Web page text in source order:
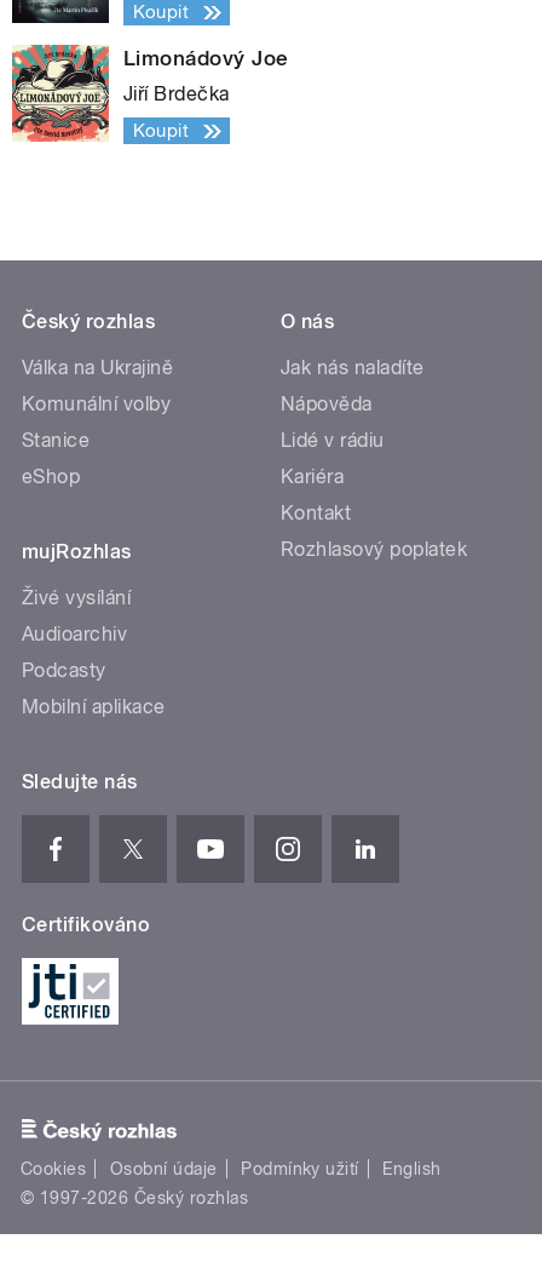
Koupit
Limonádový Joe
Jiří Brdečka
Koupit
Český rozhlas
Válka na Ukrajině
Komunální volby
Stanice
eShop
mujRozhlas
Živé vysílání
Audioarchiv
Podcasty
Mobilní aplikace
O nás
Jak nás naladíte
Nápověda
Lidé v rádiu
Kariéra
Kontakt
Rozhlasový poplatek
Sledujte nás
Certifikováno
Cookies Osobní údaje Podmínky užití
English
© 1997-2026 Český rozhlas